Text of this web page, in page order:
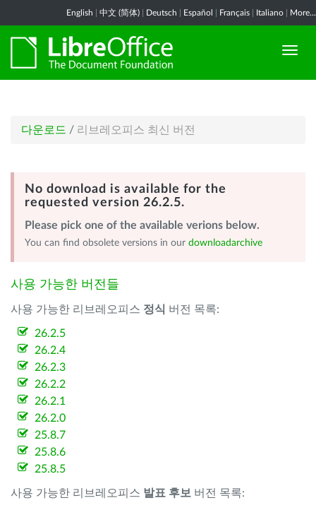
English 中文 (简体) Deutsch Español Français Italiano More...
다운로드 / 리브레오피스 최신 버전
No download is available for the
requested version 26.2.5.
Please pick one of the available verions below.
You can find obsolete versions in our downloadarchive
사용 가능한 버전들
사용 가능한 리브레오피스 정식 버전 목록:
26.2.5
26.2.4
26.2.3
26.2.2
26.2.1
26.2.0
25.8.7
25.8.6
25.8.5
사용 가능한 리브레오피스 발표 후보 버전 목록: